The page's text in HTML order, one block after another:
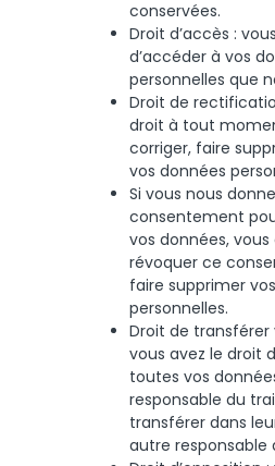
conservées.
Droit d’accès :
d’accéder à vos
personnelles que
Droit de
droit à tout
corriger, faire
vos données
Si vous nous
consentement
vos données,
révoquer ce
faire supprimer
personnelles.
Droit de transférer
vous avez le droit
toutes vos
responsable du
transférer dans
autre